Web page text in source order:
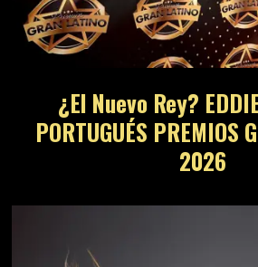
¿El Nuevo Rey?
PORTUGUÉS PREMIOS
2026